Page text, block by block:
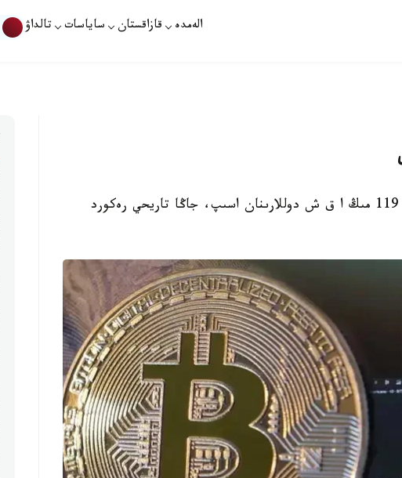
الەمدە قازاقستان ساياسات تالداۋ
استانا. قازاقپارات - Bitcoin باعاسى العاش رەت 119 مىڭ ا ق ش دوللارىنان اسىپ، جاڭا تاريحي رەكورد